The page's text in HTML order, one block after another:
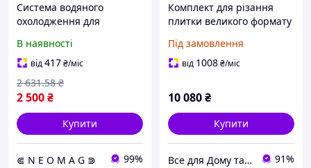
Система водяного
охолодження для
В наявності
від417₴/міс
2 500₴
2 631.58 ₴
Купити
⋐ N E O M A G ⋑ 99%
Комплект для різання
плитки великого формату
Під замовлення
від 1008₴/міс
10 080₴
Купити
Все для Дому та Саду Bizon24🛠 91%